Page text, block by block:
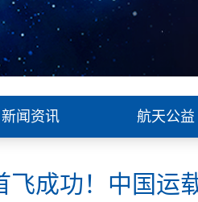
新闻资讯 航天公益
飞成功！中国运